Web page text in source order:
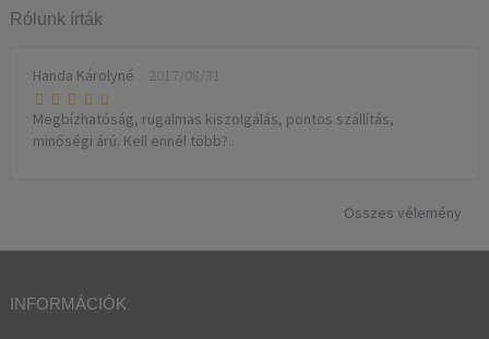
Rólunk írták
Handa Károlyné 2017/08/31
Megbízhatóság, rugalmas kiszolgálás, pontos szállítás,
minőségi árú. Kell ennél több?..
Összes vélemény
INFORMÁCIÓK